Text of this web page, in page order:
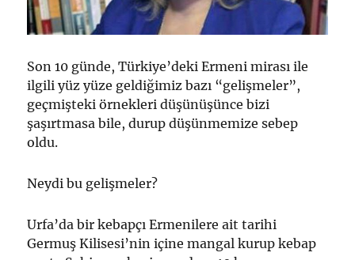
Son 10 günde, Türkiye’deki Ermeni mirası ile
ilgili yüz yüze geldiğimiz bazı “gelişmeler”,
geçmişteki örnekleri düşünüşünce bizi
şaşırtmasa bile, durup düşünmemize sebep
oldu.
Neydi bu gelişmeler?
Urfa’da bir kebapçı Ermenilere ait tarihi
Germuş Kilisesi’nin içine mangal kurup kebap